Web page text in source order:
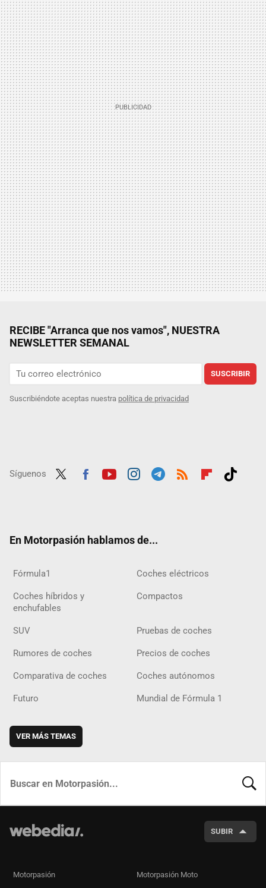
RECIBE "Arranca que nos vamos", NUESTRA
NEWSLETTER SEMANAL
SUSCRIBIR
Suscribiéndote aceptas nuestra política de privacidad
Síguenos
En Motorpasión hablamos de...
Fórmula1 Coches eléctricos
Coches híbridos y
enchufables
Compactos
SUV Pruebas de coches
Rumores de coches Precios de coches
Comparativa de coches Coches autónomos
Futuro Mundial de Fórmula 1
VER MÁS TEMAS
SUBIR
Motorpasión Motorpasión Moto